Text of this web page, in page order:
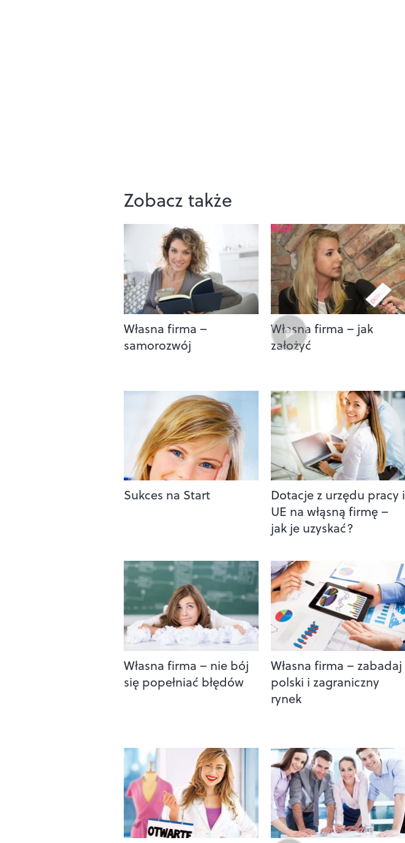
Zobacz także
Własna firma –
samorozwój
Własna firma – jak
założyć
Sukces na Start
Dotacje z urzędu pracy i
UE na włąsną firmę –
jak je uzyskać?
Własna firma – nie bój
się popełniać błędów
Własna firma – zabadaj
polski i zagraniczny
rynek